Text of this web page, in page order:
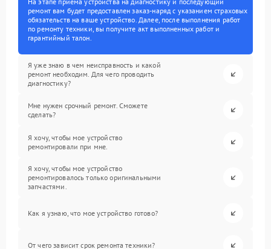
ремонт вам будет предоставлен заказ-наряд с указанием страховых
обязательств на ваше устройство. Далее, после выполнения работ
по ремонту техники, вы получите акт выполненных работ и
гарантийный талон.
Я уже знаю в чем неисправность и какой
ремонт необходим. Для чего проводить
диагностику?
Мне нужен срочный ремонт. Сможете
сделать?
Я хочу, чтобы мое устройство
ремонтировали при мне.
Я хочу, чтобы мое устройство
ремонтировалось только оригинальными
запчастями.
Как я узнаю, что мое устройство готово?
От чего зависит срок ремонта техники?